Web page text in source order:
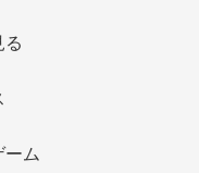
る
ーム